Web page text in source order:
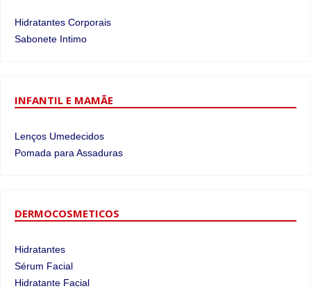
Hidratantes Corporais
Sabonete Intimo
INFANTIL E MAMÃE
Lenços Umedecidos
Pomada para Assaduras
DERMOCOSMETICOS
Hidratantes
Sérum Facial
Hidratante Facial